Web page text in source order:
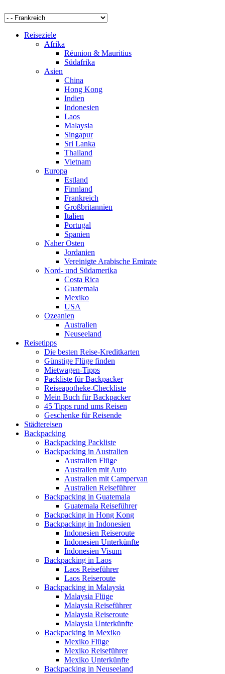
Reiseziele
Afrika
Réunion & Mauritius
Südafrika
Asien
China
Hong Kong
Indien
Indonesien
Laos
Malaysia
Singapur
Sri Lanka
Thailand
Vietnam
Europa
Estland
Finnland
Frankreich
Großbritannien
Italien
Portugal
Spanien
Naher Osten
Jordanien
Vereinigte Arabische Emirate
Nord- und Südamerika
Costa Rica
Guatemala
Mexiko
USA
Ozeanien
Australien
Neuseeland
Reisetipps
Die besten Reise-Kreditkarten
Günstige Flüge finden
Mietwagen-Tipps
Packliste für Backpacker
Reiseapotheke-Checkliste
Mein Buch für Backpacker
45 Tipps rund ums Reisen
Geschenke für Reisende
Städtereisen
Backpacking
Backpacking Packliste
Backpacking in Australien
Australien Flüge
Australien mit Auto
Australien mit Campervan
Australien Reiseführer
Backpacking in Guatemala
Guatemala Reiseführer
Backpacking in Hong Kong
Backpacking in Indonesien
Indonesien Reiseroute
Indonesien Unterkünfte
Indonesien Visum
Backpacking in Laos
Laos Reiseführer
Laos Reiseroute
Backpacking in Malaysia
Malaysia Flüge
Malaysia Reiseführer
Malaysia Reiseroute
Malaysia Unterkünfte
Backpacking in Mexiko
Mexiko Flüge
Mexiko Reiseführer
Mexiko Unterkünfte
Backpacking in Neuseeland